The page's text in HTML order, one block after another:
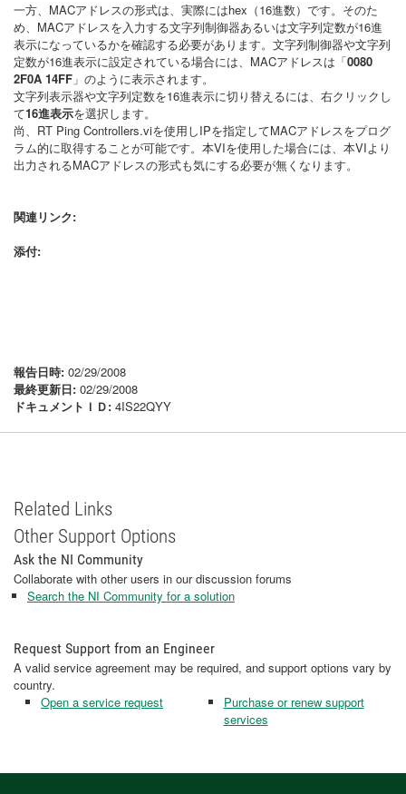
一方、MACアドレスの形式は、実際にはhex（16進数）です。そのた
め、MACアドレスを入力する文字列制御器あるいは文字列定数が16進
表示になっているかを確認する必要があります。文字列制御器や文字列
定数が16進表示に設定されている場合には、MACアドレスは「0080
2F0A 14FF 」のように表示されます。
文字列表示器や文字列定数を16進表示に切り替えるには、右クリックし
て16進表示を選択します。
尚、RT Ping Controllers.viを使用しIPを指定してMACアドレスをプログ
ラム的に取得することが可能です。本VIを使用した場合には、本VIより
出力されるMACアドレスの形式も気にする必要が無くなります。
関連リンク:
添付:
報告日時: 02/29/2008
最終更新日: 02/29/2008
ドキュメントＩＤ: 4IS22QYY
Related Links
Other Support Options
Ask the NI Community
Collaborate with other users in our discussion forums
Search the NI Community for a solution
Request Support from an Engineer
A valid service agreement may be required, and support options vary by
country.
Open a service request
Purchase or renew support
services